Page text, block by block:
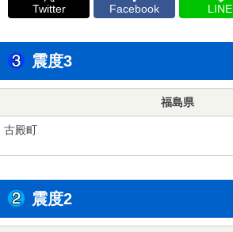
Twitter Facebook LINE
震度3
福島県
古殿町
震度2